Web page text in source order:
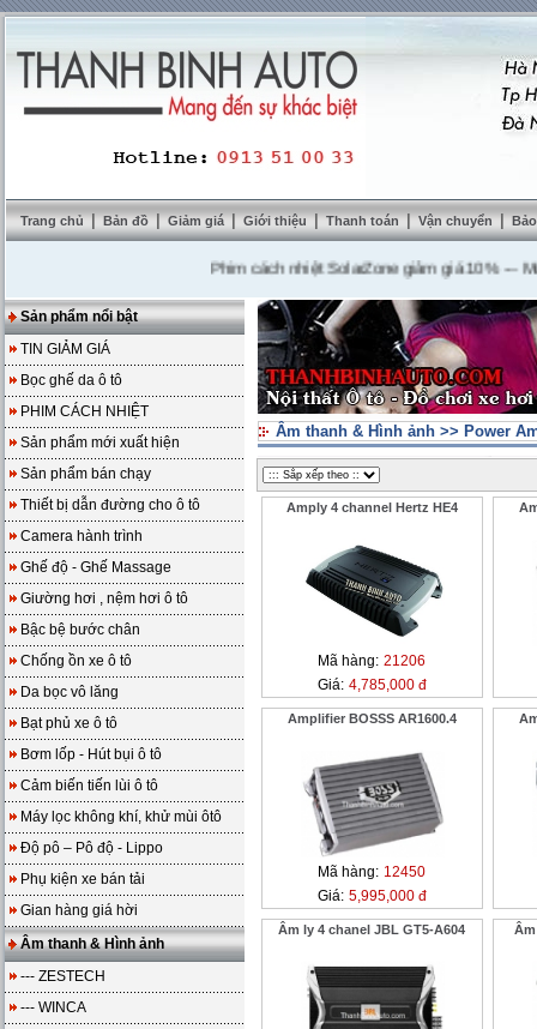
Trang chủ | Bản đồ | Giảm giá | Giới thiệu | Thanh toán | Vận chuyển |
Phim cách nhiệt SolarZone giảm giá 10%---Mua
Sản phẩm nổi bật
TIN GIẢM GIÁ
Bọc ghế da ô tô
PHIM CÁCH NHIỆT
Sản phẩm mới xuất hiện
Sản phẩm bán chạy
Thiết bị dẫn đường cho ô tô
Camera hành trình
Ghế độ - Ghế Massage
Giường hơi , nệm hơi ô tô
Bậc bệ bước chân
Chống ồn xe ô tô
Da bọc vô lăng
Bạt phủ xe ô tô
Bơm lốp - Hút bụi ô tô
Cảm biến tiến lùi ô tô
Máy lọc không khí, khử mùi ôtô
Độ pô – Pô độ - Lippo
Phụ kiện xe bán tải
Gian hàng giá hời
Âm thanh & Hình ảnh
--- ZESTECH
--- WINCA
Âm thanh & Hình ảnh >> Power
Amply 4 channel Hertz HE4
Mã hàng: 21206
Giá: 4,785,000 đ
Amplifier BOSSS AR1600.4
Mã hàng: 12450
Giá: 5,995,000 đ
Âm ly 4 chanel JBL GT5-A604